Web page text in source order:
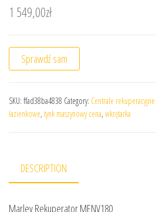
1 549,00zł
Sprawdź sam
SKU: ffad38ba4838 Category: Centrale rekuperacyjne
łazienkowe, tynk maszynowy cena, wkrętarka
DESCRIPTION
Marley Rekuperator MENV180